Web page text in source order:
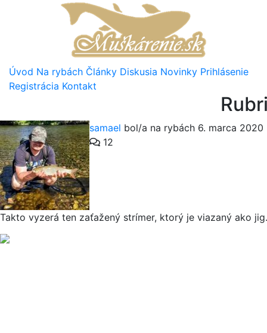
Úvod Na rybách Články Diskusia Novinky Prihlásenie
Registrácia Kontakt
samael bol/a na rybách 6. marca 2020
12
Takto vyzerá ten zaťažený strímer, ktorý je viazaný ako jig.